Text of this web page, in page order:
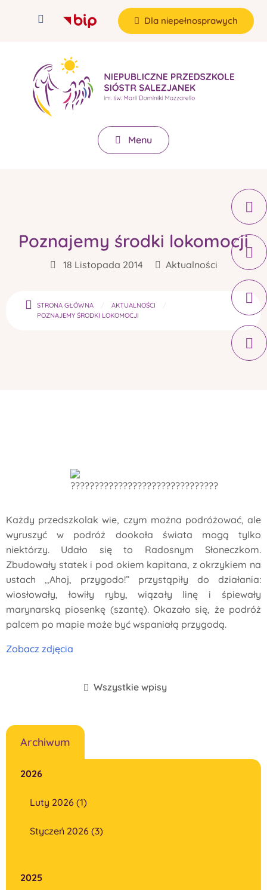
Dla niepełnosprawych
Menu
Poznajemy środki lokomocji
18 Listopada 2014 Aktualności
STRONA GŁÓWNA
AKTUALNOŚCI
POZNAJEMY ŚRODKI LOKOMOCJI
Każdy przedszkolak wie, czym można podróżować, ale
wyruszyć w podróż dookoła świata mogą tylko
niektórzy. Udało się to Radosnym Słoneczkom.
Zbudowały statek i pod okiem kapitana, z okrzykiem na
ustach ,,Ahoj, przygodo!” przystąpiły do działania:
wiosłowały, łowiły ryby, wiązały linę i śpiewały
marynarską piosenkę (szantę). Okazało się, że podróż
palcem po mapie może być wspaniałą przygodą.
Zobacz zdjęcia
Wszystkie wpisy
Archiwum
2026
Luty 2026 (1)
Styczeń 2026 (3)
2025